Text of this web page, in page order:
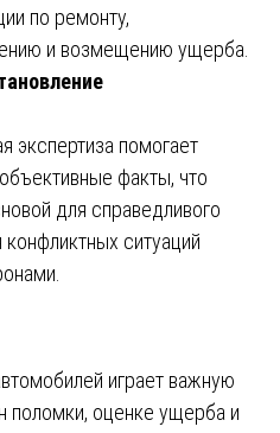
по ремонту,
и возмещению ущерба.
экспертиза помогает
факты, что
для справедливого
ситуаций
играет важную
поломки, оценке ущерба и